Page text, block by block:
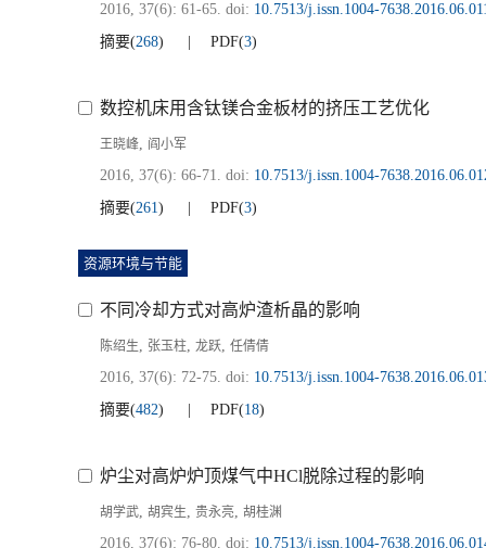
2016, 37(6): 61-65. doi: 10.7513/j.issn.1004-
摘要(268) PDF(3)
数控机床用含钛镁合金板材的挤压工艺优化
王晓峰, 阎小军
2016, 37(6): 66-71. doi: 10.7513/j.issn.1004-
摘要(261) PDF(3)
资源环境与节能
不同冷却方式对高炉渣析晶的影响
陈绍生, 张玉柱, 龙跃, 任倩倩
2016, 37(6): 72-75. doi: 10.7513/j.issn.1004-
摘要(482) PDF(18)
炉尘对高炉炉顶煤气中HCl脱除过程的影响
胡学武, 胡宾生, 贵永亮, 胡桂渊
2016, 37(6): 76-80. doi: 10.7513/j.issn.1004-